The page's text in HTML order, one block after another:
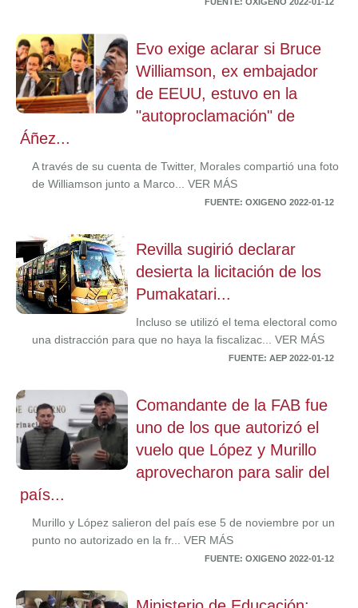
Evo exige aclarar si Bruce
Williamson, ex embajador
de EEUU, estuvo en la
"autoproclamación" de
Áñez...
A través de su cuenta de Twitter, Morales compartió una foto
de Williamson junto a Marco... VER MÁS
FUENTE: OXIGENO 2022-01-12
Revilla sugirió declarar
desierta la licitación de los
Pumakatari...
Incluso se utilizó el tema electoral como
una distracción para que no haya la fiscalizac... VER MÁS
FUENTE: AEP 2022-01-12
Comandante de la FAB fue
uno de los que autorizó el
vuelo que López y Murillo
aprovecharon para salir del
país...
Murillo y López salieron del país ese 5 de noviembre por un
punto no autorizado en la fr... VER MÁS
FUENTE: OXIGENO 2022-01-12